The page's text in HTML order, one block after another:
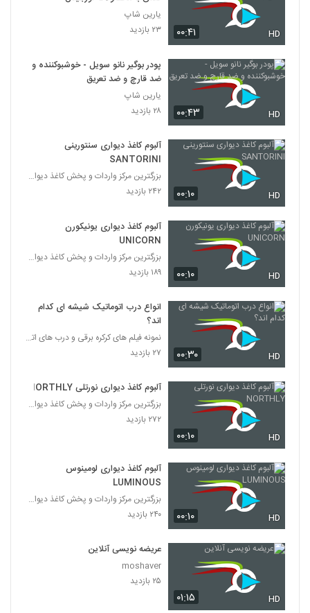
۰۰:۴۱ HD
یارین شاپ
۲۳ بازدید
۰۰:۴۳ HD
پودر بوگیر نانو سویل - خوشبوکننده و
ضد قارچ و ضد تعریق
یارین شاپ
۲۸ بازدید
۰۰:۱۰ HD
آلبوم کاغذ دیواری سنتورینی
SANTORINI
بزرگترین مرکز واردات و پخش کاغذ دیواری
۲۴۲ بازدید
۰۰:۱۰ HD
آلبوم کاغذ دیواری یونیکورن
UNICORN
بزرگترین مرکز واردات و پخش کاغذ دیواری
۱۸۹ بازدید
۰۰:۳۰ HD
انواع درب اتوماتیک شیشه ای کدام
اند؟
نمونه فیلم های کرکره برقی و درب های اتوماتیک
۲۷ بازدید
۰۰:۱۰ HD
آلبوم کاغذ دیواری نورتلی NORTHLY
بزرگترین مرکز واردات و پخش کاغذ دیواری
۲۷۲ بازدید
۰۰:۱۰ HD
آلبوم کاغذ دیواری لومینوس
LUMINOUS
بزرگترین مرکز واردات و پخش کاغذ دیواری
۲۴۰ بازدید
۰۱:۱۵ HD
عریضه نویسی آنلاین
moshaver
۲۵ بازدید